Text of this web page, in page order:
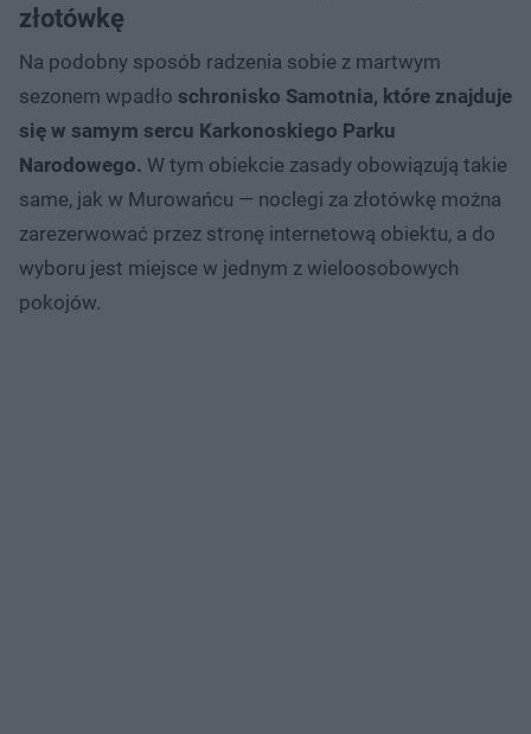
złotówkę
Na podobny sposób radzenia sobie z martwym
sezonem wpadło schronisko Samotnia, które znajduje
się w samym sercu Karkonoskiego Parku
Narodowego. W tym obiekcie zasady obowiązują takie
same, jak w Murowańcu — noclegi za złotówkę można
zarezerwować przez stronę internetową obiektu, a do
wyboru jest miejsce w jednym z wieloosobowych
pokojów.